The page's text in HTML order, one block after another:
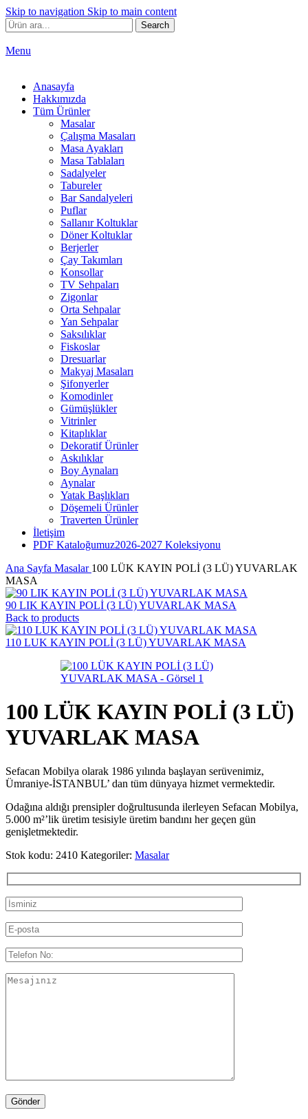
Skip to navigation Skip to main content
Search
Menu
Anasayfa
Hakkımızda
Tüm Ürünler
Masalar
Çalışma Masaları
Masa Ayakları
Masa Tablaları
Sadalyeler
Tabureler
Bar Sandalyeleri
Puflar
Sallanır Koltuklar
Döner Koltuklar
Berjerler
Çay Takımları
Konsollar
TV Sehpaları
Zigonlar
Orta Sehpalar
Yan Sehpalar
Saksılıklar
Fiskoslar
Dresuarlar
Makyaj Masaları
Şifonyerler
Komodinler
Gümüşlükler
Vitrinler
Kitaplıklar
Dekoratif Ürünler
Askılıklar
Boy Aynaları
Aynalar
Yatak Başlıkları
Döşemeli Ürünler
Traverten Ürünler
İletişim
PDF Kataloğumuz2026-2027 Koleksiyonu
Ana Sayfa Masalar 100 LÜK KAYIN POLİ (3 LÜ) YUVARLAK
MASA
90 LIK KAYIN POLİ (3 LÜ) YUVARLAK MASA
Back to products
110 LUK KAYIN POLİ (3 LÜ) YUVARLAK MASA
100 LÜK KAYIN POLİ (3 LÜ)
YUVARLAK MASA
Sefacan Mobilya olarak 1986 yılında başlayan serüvenimiz,
Ümraniye-İSTANBUL’ dan tüm dünyaya hizmet vermektedir.
Odağına aldığı prensipler doğrultusunda ilerleyen Sefacan Mobilya,
5.000 m²’lik üretim tesisiyle üretim bandını her geçen gün
genişletmektedir.
Stok kodu: 2410 Kategoriler: Masalar